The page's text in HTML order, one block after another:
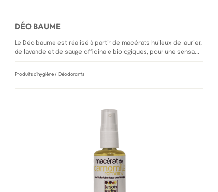
DÉO BAUME
Le Déo baume est réalisé à partir de macérats huileux de laurier,
de lavande et de sauge officinale biologiques, pour une sensa...
Produits d'hygiène / Déodorants